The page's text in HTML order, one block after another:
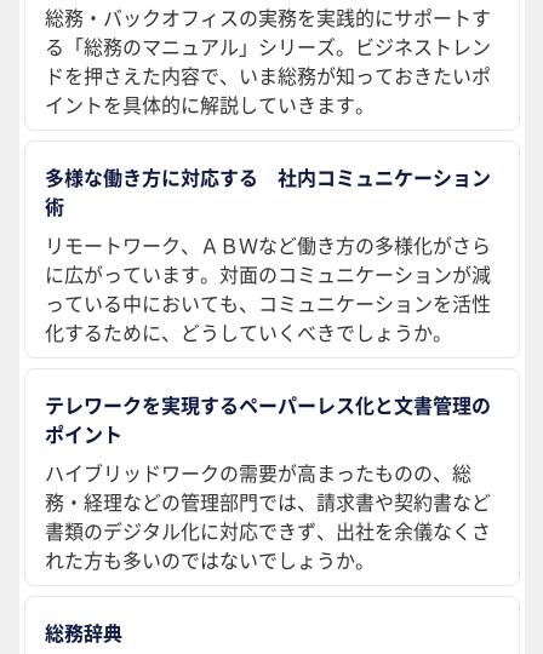
総務・バックオフィスの実務を実践的にサポートす
る「総務のマニュアル」シリーズ。ビジネストレン
ドを押さえた内容で、いま総務が知っておきたいポ
イントを具体的に解説していきます。
多様な働き方に対応する 社内コミュニケーション
術
リモートワーク、ＡＢＷなど働き方の多様化がさら
に広がっています。対面のコミュニケーションが減
っている中においても、コミュニケーションを活性
化するために、どうしていくべきでしょうか。
テレワークを実現するペーパーレス化と文書管理の
ポイント
ハイブリッドワークの需要が高まったものの、総
務・経理などの管理部門では、請求書や契約書など
書類のデジタル化に対応できず、出社を余儀なくさ
れた方も多いのではないでしょうか。
総務辞典